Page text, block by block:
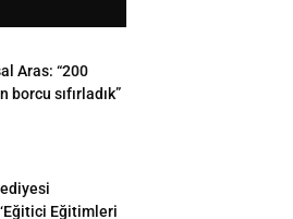
Aras: “200
borcu sıfırladık”
Eğitimleri